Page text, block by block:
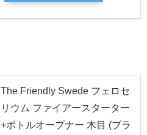
The Friendly Swede フェロセ
リウム ファイアースターター
+ボトルオープナー 木目 (ブラ